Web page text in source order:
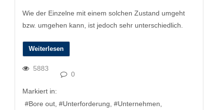
Wie der Einzelne mit einem solchen Zustand umgeht
bzw. umgehen kann, ist jedoch sehr unterschiedlich.
Weiterlesen
5883
0
Markiert in:
Bore out
Unterforderung
Unternehmen